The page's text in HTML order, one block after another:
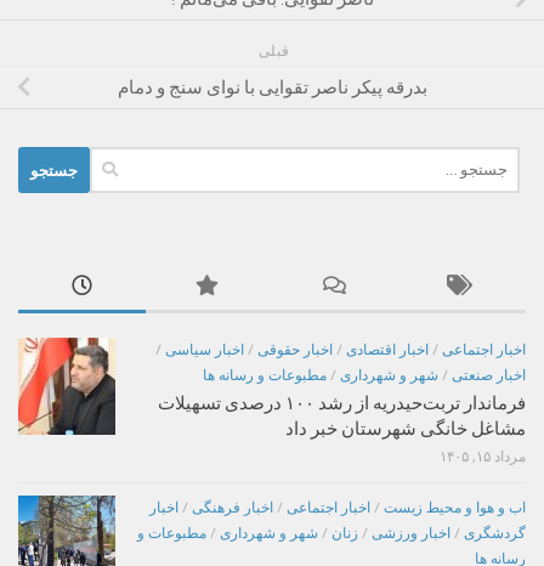
قبلی
بدرقه پیکر ناصر تقوایی با نوای سنج و دمام
برای:
اخبار اجتماعی / اخبار اقتصادی / اخبار حقوقی / اخبار سیاسی /
اخبار صنعتی / شهر و شهرداری / مطبوعات و رسانه ها
فرماندار تربت‌حیدریه از رشد ۱۰۰ درصدی تسهیلات
مشاغل خانگی شهرستان خبر داد
مرداد ۱۵, ۱۴۰۵
اب و هوا و محیط زیست / اخبار اجتماعی / اخبار فرهنگی / اخبار
گردشگری / اخبار ورزشی / زنان / شهر و شهرداری / مطبوعات و
رسانه ها